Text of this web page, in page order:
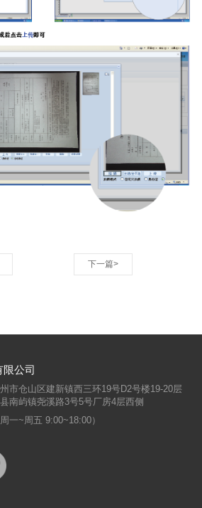
下一篇>
限公司
市仓山区建新镇西三环19号D2号楼19-20层
南屿镇尧溪路3号5号厂房4层西侧
一~周五 9:00~18:00）